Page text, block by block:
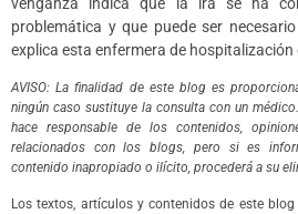
venganza indica que la ira se ha
problemática y que puede ser
explica esta enfermera de hospitalización
AVISO: La finalidad de este blog es
ningún caso sustituye la consulta con un
hace responsable de los contenidos,
relacionados con los blogs, pero si es
contenido inapropiado o ilícito, procederá a su
Los textos, artículos y contenidos de este